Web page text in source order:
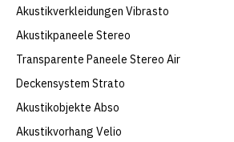
Akustikverkleidungen Vibrasto
Akustikpaneele Stereo
Transparente Paneele Stereo Air
Deckensystem Strato
Akustikobjekte Abso
Akustikvorhang Velio